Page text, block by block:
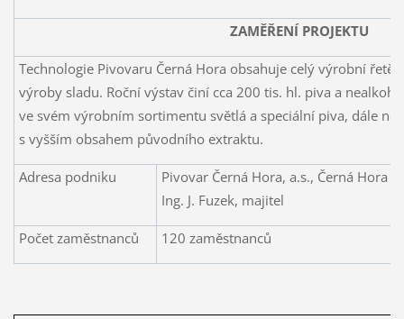
ZAMĚŘENÍ PROJEKTU
Technologie Pivovaru Černá Hora obsahuje celý výrobní
výroby sladu. Roční výstav činí cca 200 tis. hl. piva a
ve svém výrobním sortimentu světlá a speciální piva, dále
s vyšším obsahem původního extraktu.
Adresa podniku
Pivovar Černá Hora, a.s., Černá Hora
Ing. J. Fuzek, majitel
Počet zaměstnanců 120 zaměstnanců